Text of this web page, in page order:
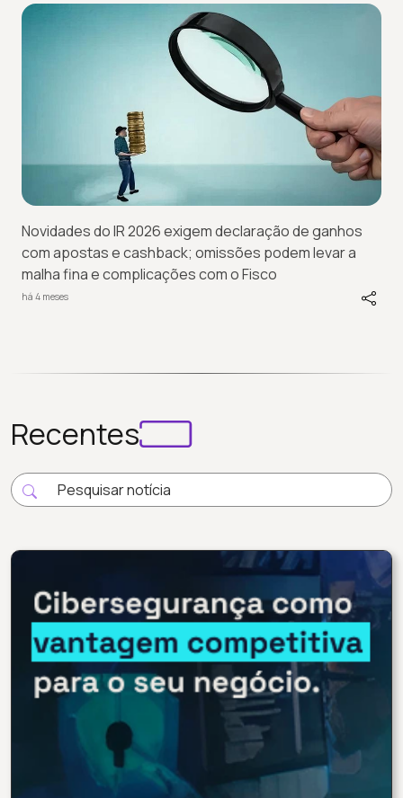
Novidades do IR 2026 exigem declaração de ganhos
com apostas e cashback; omissões podem levar a
malha fina e complicações com o Fisco
há 4 meses
Recentes